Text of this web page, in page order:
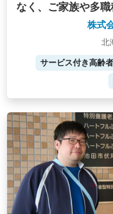
なく、ご家族や多
株式
北
サービス付き高齢